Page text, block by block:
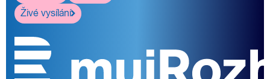
Živé vysílání